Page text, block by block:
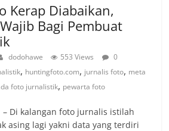
Kerap Diabaikan,
Bagi Pembuat
dodohawe 553 Views
0
, huntingfoto.com, jurnalis foto, meta
foto jurnalistik, pewarta foto
– Di kalangan foto jurnalis istilah
asing lagi yakni data yang terdiri